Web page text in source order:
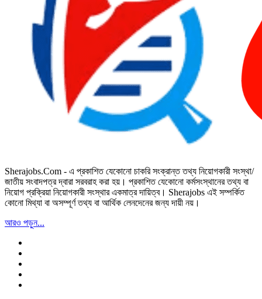
Sherajobs.Com - এ প্রকাশিত যেকোনো চাকরি সংক্রান্ত তথ্য নিয়োগকারী সংস্থা/
জাতীয় সংবাদপত্র দ্বারা সরবরাহ করা হয়। প্রকাশিত যেকোনো কর্মসংস্থানের তথ্য বা
নিয়োগ প্রক্রিয়া নিয়োগকারী সংস্থার একমাত্র দায়িত্ব। Sherajobs এই সম্পর্কিত
কোনো মিথ্যা বা অসম্পূর্ণ তথ্য বা আর্থিক লেনদেনের জন্য দায়ী নয়।
আরও পড়ুন...